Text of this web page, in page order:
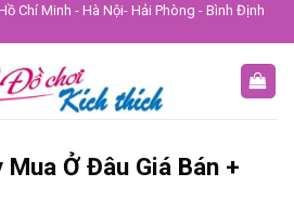
Chí Minh - Hà Nội- Hải Phòng - Bình Định
Ở Đâu Giá Bán +